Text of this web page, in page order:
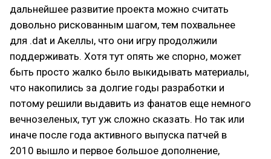
дальнейшее развитие проекта можно считать
довольно рискованным шагом, тем похвальнее
для .dat и Акеллы, что они игру продолжили
поддерживать. Хотя тут опять же спорно, может
быть просто жалко было выкидывать материалы,
что накопились за долгие годы разработки и
потому решили выдавить из фанатов еще немного
вечнозеленых, тут уж сложно сказать. Но так или
иначе после года активного выпуска патчей в
2010 вышло и первое большое дополнение,